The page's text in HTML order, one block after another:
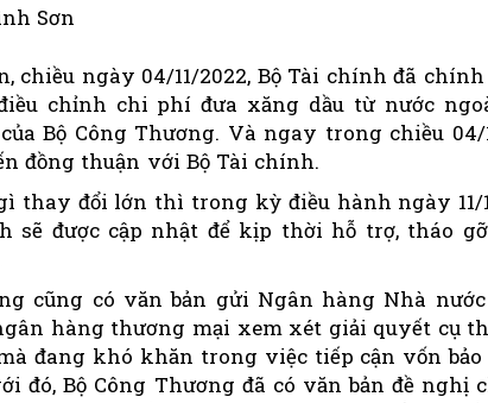
Sơn
chiều ngày 04/11/2022, Bộ Tài chính đã
chỉnh chi phí đưa xăng dầu từ nước
Bộ Công Thương. Và ngay trong chiều 04/
đồng thuận với Bộ Tài chính.
thay đổi lớn thì trong kỳ điều hành ngày 11/
sẽ được cập nhật để kịp thời hỗ trợ, tháo
cũng có văn bản gửi Ngân hàng Nhà
hàng thương mại xem xét giải quyết cụ
đang khó khăn trong việc tiếp cận vốn
đó, Bộ Công Thương đã có văn bản đề nghị